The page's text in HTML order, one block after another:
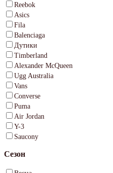
Reebok
Asics
Fila
Balenciaga
Дутики
Timberland
Alexander McQueen
Ugg Australia
Vans
Converse
Puma
Air Jordan
Y-3
Saucony
Сезон